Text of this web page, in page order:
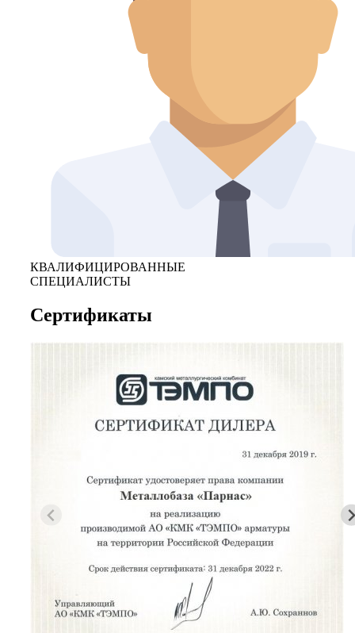
КВАЛИФИЦИРОВАННЫЕ
СПЕЦИАЛИСТЫ
Сертификаты